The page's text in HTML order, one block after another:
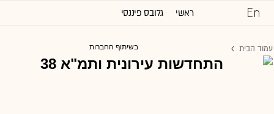
ראשי גלובס פיננסי
שוק ההון והשקעות
עמוד הבית בשיתוף החברות